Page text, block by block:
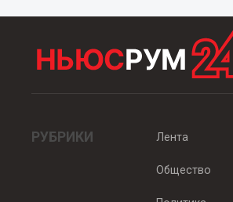
РУБРИКИ Лента
Общество